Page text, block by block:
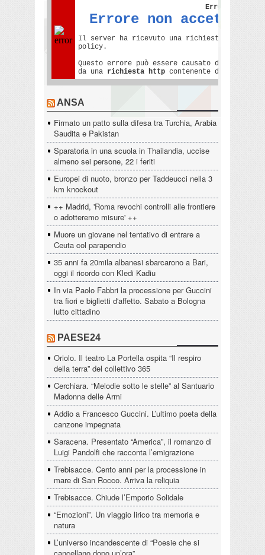
ANSA
Firmato un patto sulla difesa tra Turchia, Arabia
Saudita e Pakistan
Sparatoria in una scuola in Thailandia, uccise
almeno sei persone, 22 i feriti
Europei di nuoto, bronzo per Taddeucci nella 3
km knockout
++ Madrid, 'Roma revochi controlli alle frontiere
o adotteremo misure' ++
Muore un giovane nel tentativo di entrare a
Ceuta col parapendio
35 anni fa 20mila albanesi sbarcarono a Bari,
oggi il ricordo con Kledi Kadiu
In via Paolo Fabbri la processione per Guccini
tra fiori e biglietti d'affetto. Sabato a Bologna
lutto cittadino
PAESE24
Oriolo. Il teatro La Portella ospita “Il respiro
della terra” del collettivo 365
Cerchiara. “Melodie sotto le stelle” al Santuario
Madonna delle Armi
Addio a Francesco Guccini. L’ultimo poeta della
canzone impegnata
Saracena. Presentato “America”, il romanzo di
Luigi Pandolfi che racconta l’emigrazione
Trebisacce. Cento anni per la processione in
mare di San Rocco. Arriva la reliquia
Trebisacce. Chiude l’Emporio Solidale
“Emozioni”. Un viaggio lirico tra memoria e
natura
L’universo incandescente di “Poesie che si